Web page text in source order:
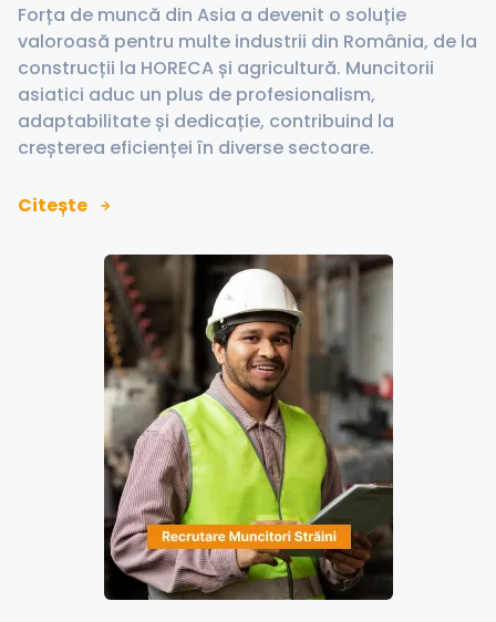
Forța de muncă din Asia a devenit o soluție
valoroasă pentru multe industrii din România, de la
construcții la HORECA și agricultură. Muncitorii
asiatici aduc un plus de profesionalism,
adaptabilitate și dedicație, contribuind la
creșterea eficienței în diverse sectoare.
Citește